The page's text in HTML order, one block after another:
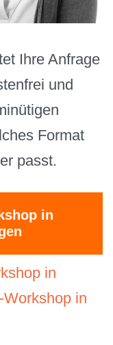
Ihre Anfrage
und
Format
passt.
in
in
in